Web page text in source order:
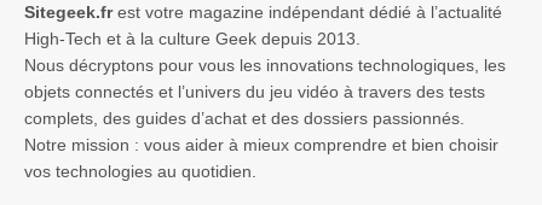
Sitegeek.frest votre magazine indépendant dédié à l’actualité
High-Tech et à la culture Geek depuis 2013.
Nous décryptons pour vous les innovations technologiques, les
objets connectés et l’univers du jeu vidéo à travers des tests
complets, des guides d’achat et des dossiers passionnés.
Notre mission : vous aider à mieux comprendre et bien choisir
vos technologies au quotidien.